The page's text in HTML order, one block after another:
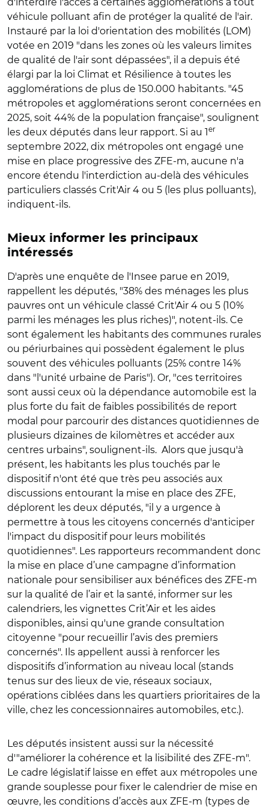
véhicule polluant afin de protéger la qualité de l'air.
Instauré par la loi d'orientation des mobilités (LOM)
votée en 2019 "dans les zones où les valeurs limites
de qualité de l'air sont dépassées", il a depuis été
élargi par la loi Climat et Résilience à toutes les
agglomérations de plus de 150.000 habitants. "45
métropoles et agglomérations seront concernées en
2025, soit 44% de la population française", soulignent
les deux députés dans leur rapport. Si au 1er
septembre 2022, dix métropoles ont engagé une
mise en place progressive des ZFE-m, aucune n'a
encore étendu l'interdiction au-delà des véhicules
particuliers classés Crit'Air 4 ou 5 (les plus polluants),
indiquent-ils.
Mieux informer les principaux
intéressés
D'après une enquête de l'Insee parue en 2019,
rappellent les députés, "38% des ménages les plus
pauvres ont un véhicule classé Crit'Air 4 ou 5 (10%
parmi les ménages les plus riches)", notent-ils. Ce
sont également les habitants des communes rurales
ou périurbaines qui possèdent également le plus
souvent des véhicules polluants (25% contre 14%
dans "l'unité urbaine de Paris"). Or, "ces territoires
sont aussi ceux où la dépendance automobile est la
plus forte du fait de faibles possibilités de report
modal pour parcourir des distances quotidiennes de
plusieurs dizaines de kilomètres et accéder aux
centres urbains", soulignent-ils. Alors que jusqu'à
présent, les habitants les plus touchés par le
dispositif n'ont été que très peu associés aux
discussions entourant la mise en place des ZFE,
déplorent les deux députés, "il y a urgence à
permettre à tous les citoyens concernés d'anticiper
l'impact du dispositif pour leurs mobilités
quotidiennes". Les rapporteurs recommandent donc
la mise en place d’une campagne d’information
nationale pour sensibiliser aux bénéfices des ZFE-m
sur la qualité de l’air et la santé, informer sur les
calendriers, les vignettes Crit’Air et les aides
disponibles, ainsi qu'une grande consultation
citoyenne "pour recueillir l’avis des premiers
concernés". Ils appellent aussi à renforcer les
dispositifs d’information au niveau local (stands
tenus sur des lieux de vie, réseaux sociaux,
opérations ciblées dans les quartiers prioritaires de la
ville, chez les concessionnaires automobiles, etc.).
Les députés insistent aussi sur la nécessité
d'"améliorer la cohérence et la lisibilité des ZFE-m".
Le cadre législatif laisse en effet aux métropoles une
grande souplesse pour fixer le calendrier de mise en
œuvre, les conditions d’accès aux ZFE-m (types de